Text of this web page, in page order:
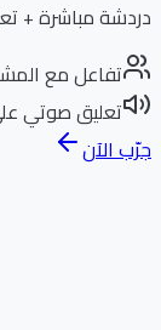
دردشة مباشرة +
تفاعل مع
تعليق صوتي
جرّب الآن